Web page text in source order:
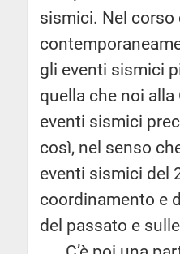
sismici. Nel corso
gli eventi sismici
quella che noi
eventi sismici
così, nel senso
eventi sismici del
coordinamento e
del passato e